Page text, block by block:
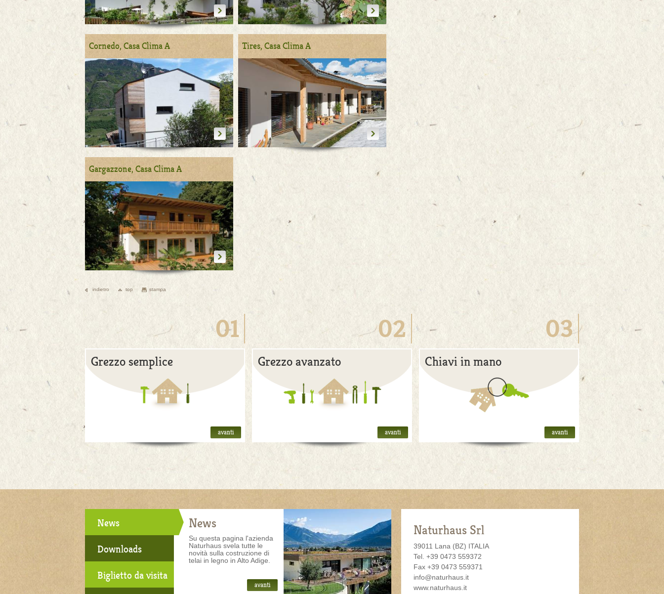
Cornedo, Casa Clima A Tires, Casa Clima A
Gargazzone, Casa Clima A
indietro top stampa
01
Grezzo semplice
avanti
02
Grezzo avanzato
avanti
03
Chiavi in mano
avanti
News
Downloads
Biglietto da visita
News
Su questa pagina l'azienda
Naturhaus svela tutte le
novità sulla costruzione di
telai in legno in Alto Adige.
avanti
Naturhaus Srl
39011 Lana (BZ) ITALIA
Tel. +39 0473 559372
Fax +39 0473 559371
info@naturhaus.it
www.naturhaus.it